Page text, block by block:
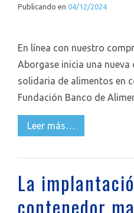
Publicando en 04/12/2024
En línea con nuestro
Aborgase inicia una nueva
solidaria de alimentos en
Fundación Banco de
Leer más…
La
contenedor